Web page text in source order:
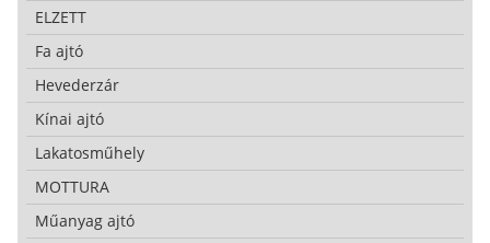
ELZETT
Fa ajtó
Hevederzár
Kínai ajtó
Lakatosműhely
MOTTURA
Műanyag ajtó